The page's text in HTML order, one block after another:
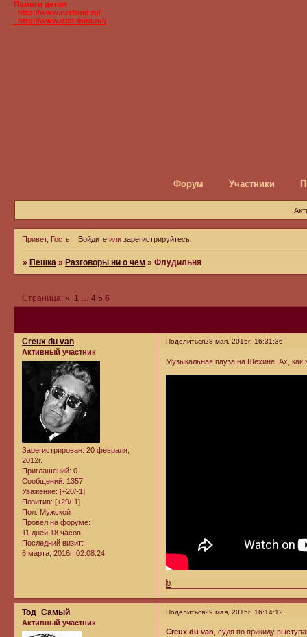
Помоги детям
_http://www.rusfond.ru/
_http://www.deti-mira.ru//
Форум Участники
Привет, Гость! Войдитеили зарегистрируйтесь.
» Пешка » Разговоры ни о чем »Флудильня
Страница:« 1 … 4 5 6
Поделиться28 мая, 2015г. 16:31:36
Creux du van
Активный участник
Зарегистрирован: 20 февраля,
2012г.
Приглашений: 0
Сообщений: 1357
Уважение: [+20/-1]
Позитив: [+29/-1]
Пол: Мужской
Провел на форуме:
11 дней 18 часов
Последний визит:
6 марта, 2016г. 02:08:24
Музыкальная пауза на Шехине. Ах, как
0
Поделиться29 мая, 2015г. 16:14:12
Тод_Самый
Активный участник
Creux du van , судя по прикиду